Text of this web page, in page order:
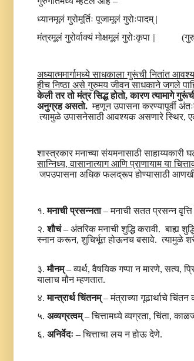
ध्यानमूलं गुरोमूर्तिः पूजामूलं गुरोःपादम् |
मंत्रमूलं गुरोर्वाक्यं मोक्षमूलं गुरोःकृपा ||
(
अध्यात्ममार्गामध्ये साधकाला गुरूंची नितांत
हीच निष्ठा असे गुरुमय जीवन साधकाने जगले
केली तर तो मंत्र सिद्ध होतो, कारण त्यामागे
अनुग्रह असतो. म्हणून उपासना करण्यापूर्वी
त्यामुळे उपासनेसाठी आवश्यक असणारे स्थिर,
शास्त्रकार मनाच्या संयमनासाठी साहाय्यकारी
सान्निध्य, वासानात्याग आणि प्राणायाम या
जपउपासना अधिक फलद्रूप होण्यासाठी आणखी
१.मनाची प्रसन्नता– मनाची सतत प्रसन्न वृत्ति
२.शौचं– अंतरिक मनाची शुद्धि करावी. बाह्य
स्नान करून, शुचिर्भूत होऊनच बसावे. त्यामुळे
३.मौनम्–व्यर्थ, वैषयिक गप्पा न मारणे, सत्य,
यालाच मौन म्हणतात.
४.मान्त्रार्थ चिंतनम् – मंत्राच्या गूढार्थाचे
५. अव्यग्रत्वम् – चित्तामध्ये व्यग्रता, चिंता,
६. अनिर्वेदः – चित्ताचा लय न होऊ देणे.